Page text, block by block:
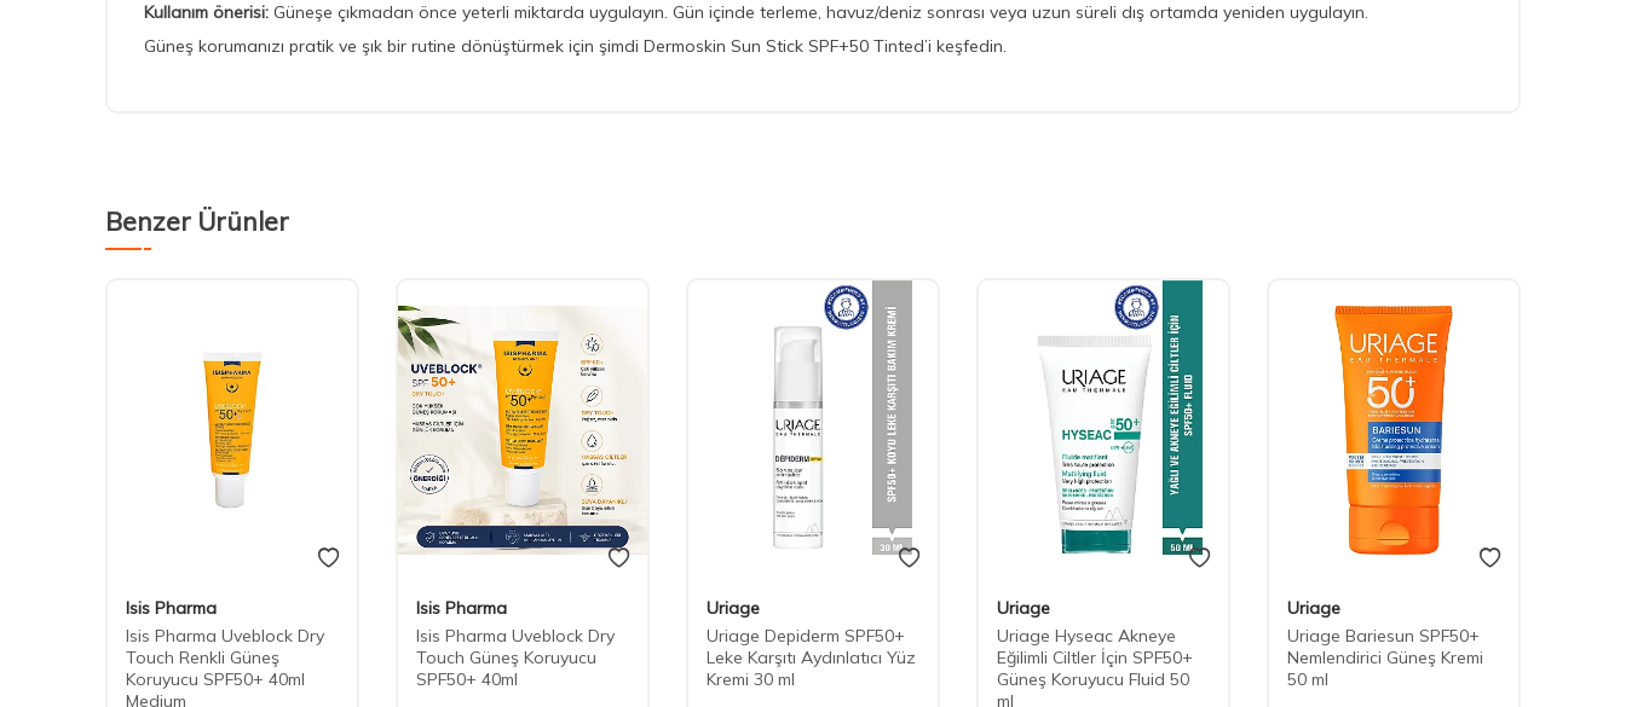
Kullanım önerisi: Güneşe çıkmadan önce yeterli miktarda uygulayın. Gün içinde terleme, havuz/deniz sonrası veya uzun süreli dış ortamda yeniden uygulayın.
Güneş korumanızı pratik ve şık bir rutine dönüştürmek için şimdi Dermoskin Sun Stick SPF+50 Tinted’i keşfedin.
Benzer Ürünler
Isis Pharma
Isis Pharma Uveblock Dry
Touch Renkli Güneş
Koruyucu SPF50+ 40ml
Medium
Isis Pharma
Isis Pharma Uveblock Dry
Touch Güneş Koruyucu
SPF50+ 40ml
Uriage
Uriage Depiderm SPF50+
Leke Karşıtı Aydınlatıcı Yüz
Kremi 30 ml
Uriage
Uriage Hyseac Akneye
Eğilimli Ciltler İçin SPF50+
Güneş Koruyucu Fluid 50
ml
Uriage
Uriage Bariesun SPF50+
Nemlendirici Güneş Kremi
50 ml